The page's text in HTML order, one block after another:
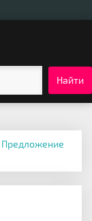
Найти
Предложение